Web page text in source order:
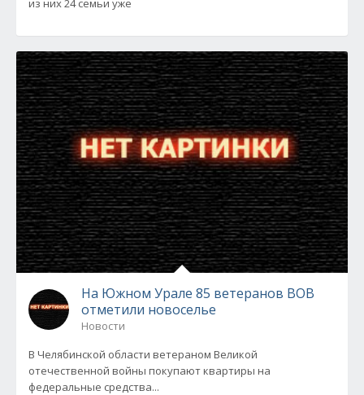
из них 24 семьи уже
На Южном Урале 85 ветеранов ВОВ
отметили новоселье
Новости
В Челябинской области ветераном Великой
отечественной войны покупают квартиры на
федеральные средства...